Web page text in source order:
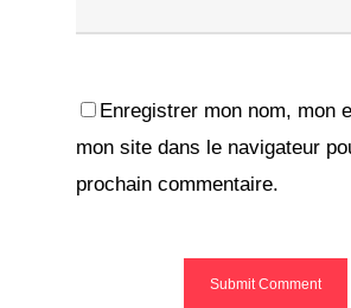
Enregistrer mon nom, mon
mon site dans le navigateur
prochain commentaire.